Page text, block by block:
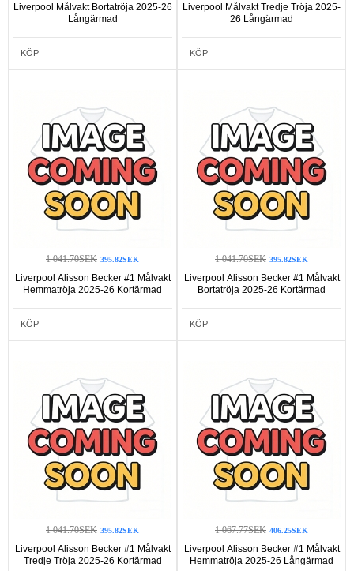
Liverpool Målvakt Bortatröja 2025-26
Långärmad
KÖP
Liverpool Målvakt Tredje Tröja 2025-
26 Långärmad
KÖP
1 041.70SEK 395.82SEK
Liverpool Alisson Becker #1 Målvakt
Hemmatröja 2025-26 Kortärmad
KÖP
1 041.70SEK 395.82SEK
Liverpool Alisson Becker #1 Målvakt
Bortatröja 2025-26 Kortärmad
KÖP
1 041.70SEK 395.82SEK
Liverpool Alisson Becker #1 Målvakt
Tredje Tröja 2025-26 Kortärmad
1 067.77SEK 406.25SEK
Liverpool Alisson Becker #1 Målvakt
Hemmatröja 2025-26 Långärmad